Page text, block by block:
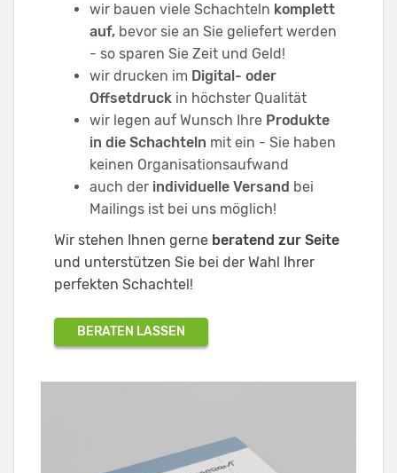
wir bauen viele Schachteln komplett
auf, bevor sie an Sie geliefert werden
- so sparen Sie Zeit und Geld!
wir drucken im Digital- oder
Offsetdruck in höchster Qualität
wir legen auf Wunsch Ihre Produkte
in die Schachteln mit ein - Sie haben
keinen Organisationsaufwand
auch der individuelle Versand bei
Mailings ist bei uns möglich!
Wir stehen Ihnen gerne beratend zur Seite
und unterstützen Sie bei der Wahl Ihrer
perfekten Schachtel!
BERATEN LASSEN